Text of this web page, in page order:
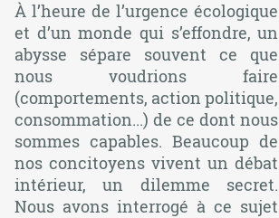
À l’heure de l’urgence écologique
et d’un monde qui s’effondre, un
abysse sépare souvent ce que
nous voudrions faire
(comportements, action politique,
consommation...) de ce dont nous
sommes capables. Beaucoup de
nos concitoyens vivent un débat
intérieur, un dilemme secret.
Nous avons interrogé à ce sujet